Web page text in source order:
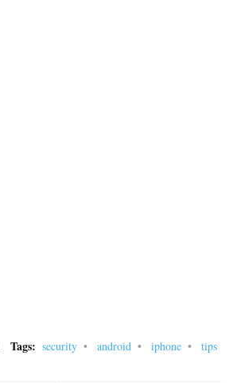
Tags: security android iphone tips